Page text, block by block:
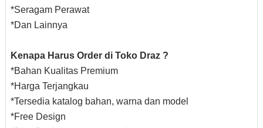
*Seragam Perawat
*Dan Lainnya
Kenapa Harus Order di Toko Draz ?
*Bahan Kualitas Premium
*Harga Terjangkau
*Tersedia katalog bahan, warna dan model
*Free Design